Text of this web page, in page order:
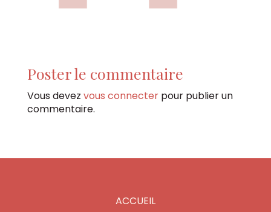
Poster le commentaire
Vous devez vous connecterpour publier un
commentaire.
ACCUEIL